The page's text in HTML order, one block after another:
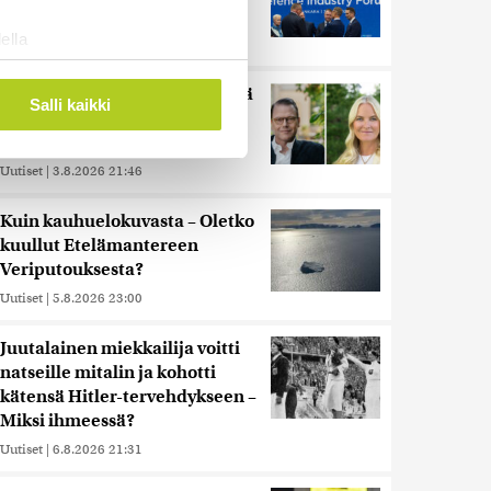
. Voit muuttaa
tukemiseen
tietoja muihin tietoihin, joita
siirtää ulkomaille.
Salli kaikki
Uutiset
Miksi Ruotsin Daniel on pelkkä
Uutiset | 3.8.2026 21:46
Kuin kauhuelokuvasta – Oletko
kuullut Etelämantereen
Veriputouksesta?
Uutiset | 5.8.2026 23:00
Juutalainen miekkailija voitti
natseille mitalin ja kohotti
kätensä Hitler-tervehdykseen –
Miksi ihmeessä?
Uutiset | 6.8.2026 21:31